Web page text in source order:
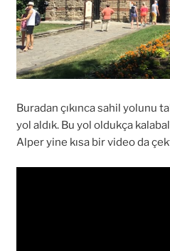
Buradan çıkınca sahil yolunu
yol aldık. Bu yol oldukça
Alper yine kısa bir video da